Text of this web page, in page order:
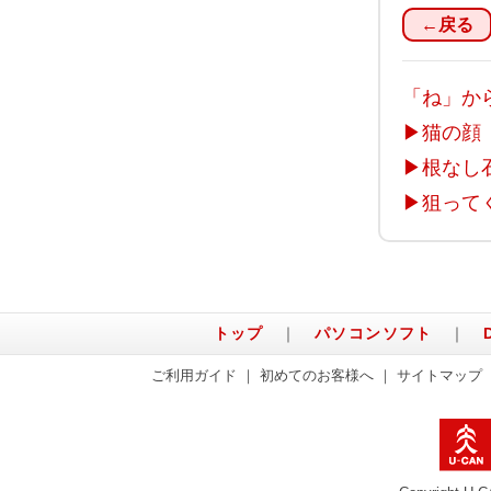
←戻る
「ね」
▶猫の顔
▶根なし
▶狙って
トップ ｜ パソコンソフト ｜
ご利用ガイド ｜初めてのお客様へ ｜サイトマップ